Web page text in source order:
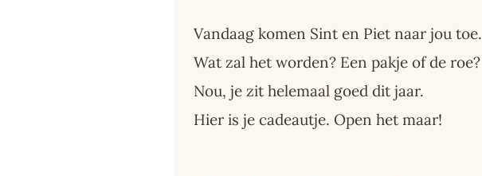
Vandaag komen Sint en Piet naar jou toe.
Wat zal het worden? Een pakje of de roe?
Nou, je zit helemaal goed dit jaar.
Hier is je cadeautje. Open het maar!